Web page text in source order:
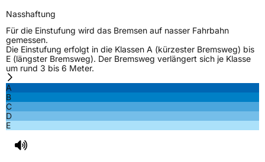
Nasshaftung
Für die Einstufung wird das Bremsen auf nasser Fahrbahn
gemessen.
Die Einstufung erfolgt in die Klassen A (kürzester Bremsweg) bis
E (längster Bremsweg). Der Bremsweg verlängert sich je Klasse
um rund 3 bis 6 Meter.
A
B
C
D
E